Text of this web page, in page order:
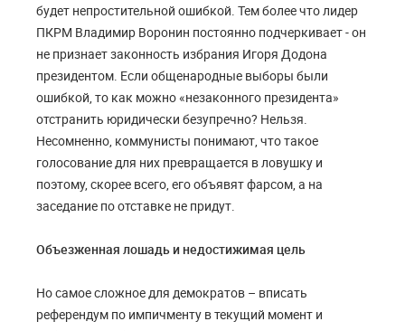
будет непростительной ошибкой. Тем более что лидер
ПКРМ Владимир Воронин постоянно подчеркивает - он
не признает законность избрания Игоря Додона
президентом. Если общенародные выборы были
ошибкой, то как можно «незаконного президента»
отстранить юридически безупречно? Нельзя.
Несомненно, коммунисты понимают, что такое
голосование для них превращается в ловушку и
поэтому, скорее всего, его объявят фарсом, а на
заседание по отставке не придут.
Объезженная лошадь и недостижимая цель
Но самое сложное для демократов – вписать
референдум по импичменту в текущий момент и